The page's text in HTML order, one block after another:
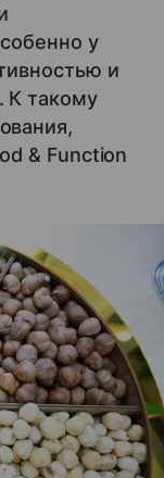
у
и
К такому
& Function